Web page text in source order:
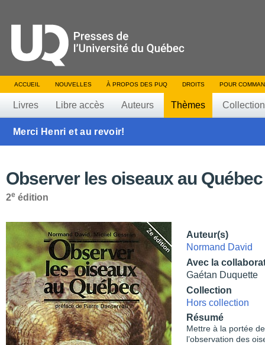
ACCUEIL NOUVELLES À PROPOS DES PUQ DROITS POUR
Livres Libre accès Auteurs Thèmes
Merci Henri et au revoir!
Observer les oiseaux au Québec
2e édition
Auteur(s)
Normand David
Avec la
Gaétan Duquette
Collection
Hors collection
Résumé
Mettre à la portée
l’observation des